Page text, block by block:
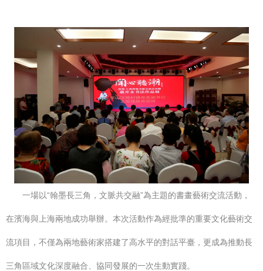
一場以“翰墨長三角，文脈共交融”為主題的書畫藝術交流活動，
在濱海與上海兩地成功舉辦。本次活動作為經批準的重要文化藝術交
流項目，不僅為兩地藝術家搭建了高水平的對話平臺，更成為推動長
三角區域文化深度融合、協同發展的一次生動實踐。